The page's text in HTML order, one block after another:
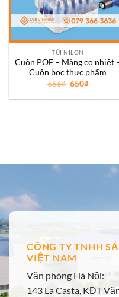
TÚI NILON
Cuộn POF – Màng co nhiệt
Cuộn bọc thực phẩm
666₫ Giá
là:
650₫Giá
tại
CÔNG TY TNHH
VIỆT NAM
Văn phòng Hà Nội:
143 La Casta, KĐT